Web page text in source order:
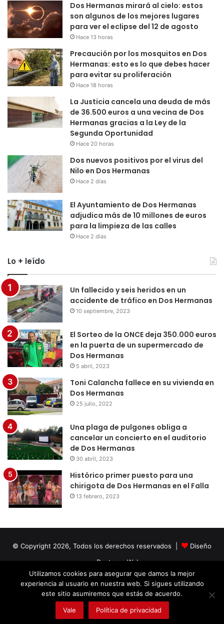
Dos Hermanas mirará al cielo: estos
son algunos de los mejores lugares
para ver el eclipse del 12 de agosto
Hace 13 horas
Precaución por los mosquitos en Dos
Hermanas: esto es lo que debes hacer
para evitar su proliferación
Hace 18 horas
La Justicia cancela una deuda de más
de 36.500 euros a una vecina de Dos
Hermanas gracias a la Ley de la
Segunda Oportunidad
Hace 20 horas
Dos nuevos positivos por el virus del
Nilo en Dos Hermanas
Hace 2 días
El Ayuntamiento de Dos Hermanas
adjudica más de 10 millones de euros
para la limpieza de las calles
Hace 2 días
Lo + leído
Un fallecido y seis heridos en un
accidente de tráfico en Dos Hermanas
10 septiembre, 2023
El Sorteo de la ONCE deja 350.000 euros
en la puerta de un supermercado de
Dos Hermanas
5 abril, 2023
Toni Calancha fallece en su vivienda en
Dos Hermanas
25 julio, 2022
Una plaga de pulgones obliga a
cancelar un concierto en el auditorio
de Dos Hermanas
30 abril, 2023
Histórico primer puesto para una
chirigota de Dos Hermanas en el Falla
13 febrero, 2023
© Copyright 2026, Todos los derechos reservados |
Diseño
por Doctores Web
Facebook
TwitterLinkedInYouTubeInstagram
Utilizamos cookies para asegurar que damos la mejor
experiencia al usuario en nuestra web. Si sigues utilizando
este sitio asumiremos que estás de acuerdo.
Vale Política de privacidad